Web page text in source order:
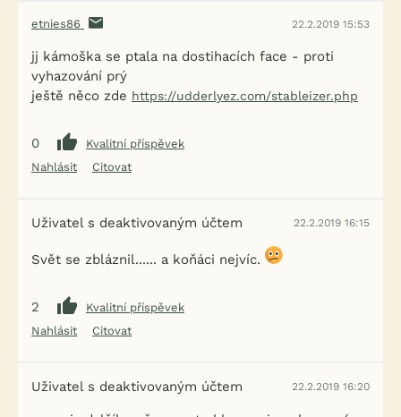
etnies86 22.2.2019 15:53
jj kámoška se ptala na dostihacích face - proti
vyhazování prý
ještě něco zde https://udderlyez.com/stableizer.php
0
Kvalitní příspěvek
Nahlásit
Citovat
Uživatel s deaktivovaným účtem 22.2.2019 16:15
Svět se zbláznil...... a koňáci nejvíc.
2
Kvalitní příspěvek
Nahlásit
Citovat
Uživatel s deaktivovaným účtem 22.2.2019 16:20